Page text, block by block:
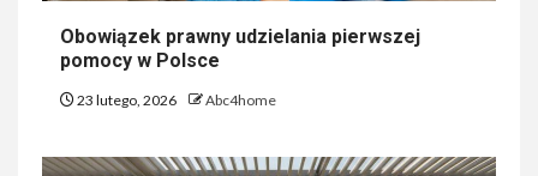
Obowiązek prawny udzielania pierwszej
pomocy w Polsce
23 lutego, 2026 Abc4home